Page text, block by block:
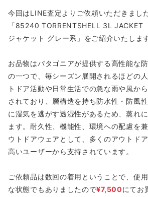
今回はLINE査定よりご依頼いただきまし
「85240 TORRENTSHELL 3L JACKET
ジャケット グレー系」をご紹介いたします
お品物はパタゴニアが提供する高性能な
の一つで、毎シーズン展開されるほどの
トドア活動や日常生活での急な雨や風か
されており、層構造を持ち防水性・防風
に湿気を逃がす透湿性があるため、蒸れ
ます。耐久性、機能性、環境への配慮を
ウトドアウェアとして、多くのアウトド
高いユーザーから支持されています。
ご依頼品は数回の着用ということで、使
な状態でもありましたので¥7,500にてお